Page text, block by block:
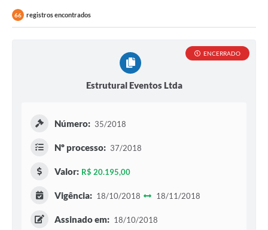
Carta de Serviços
66 registros encontrados
Estrutural Eventos Ltda
ENCERRADO
Número: 35/2018
Nº processo: 37/2018
Valor: R$ 20.195,00
Vigência: 18/10/2018 18/11/2018
Assinado em: 18/10/2018